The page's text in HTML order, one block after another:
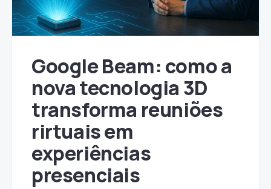
Google Beam: como a
nova tecnologia 3D
transforma reuniões
rirtuais em
experiências
presenciais